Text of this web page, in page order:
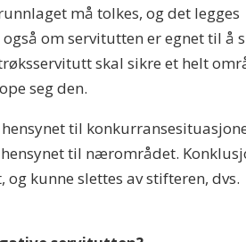
må tolkes, og det legges
om servitutten er egnet til å
skal sikre et helt
seg den.
til
til nærområdet.
kunne slettes av stifteren, dvs.